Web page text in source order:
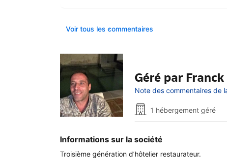
Voir tous les commentaires
Géré par Franck
Note des commentaires de
1 hébergement géré
Informations sur la société
Troisième génération d’hôtelier restaurateur.